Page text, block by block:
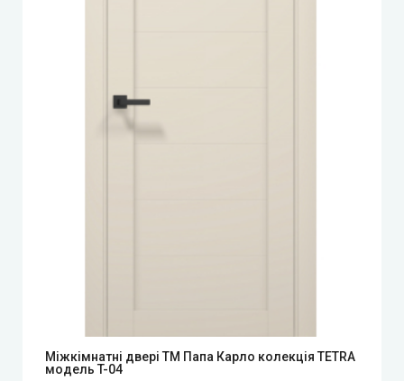
Міжкімнатні двері ТМ Папа Карло колекція TETRA
модель T-04